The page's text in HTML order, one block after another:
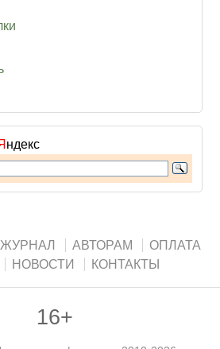
ндекс
ЖУРНАЛ АВТОРАМ
ОПЛАТА
НОВОСТИ КОНТАКТЫ
16+